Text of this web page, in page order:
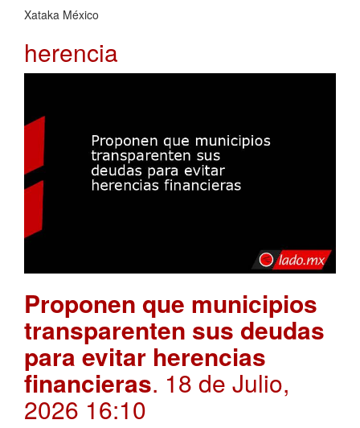
Xataka México
herencia
Proponen que municipios
transparenten sus deudas
para evitar herencias
financieras. 18 de Julio,
2026 16:10